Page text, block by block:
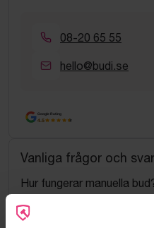
08-20 65 55
hello@budi.se
Google Rating
4.5
Vanliga frågor och svar
Hur fungerar manuella
Vad innebär serviceavgift?